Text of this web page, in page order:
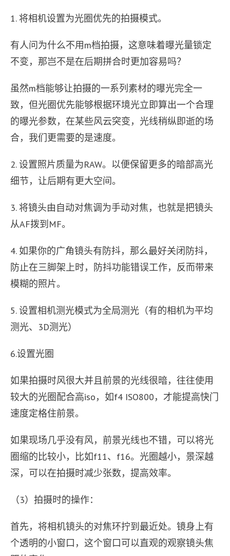
1. 将相机设置为光圈优先的拍摄模式。
有人问为什么不用m档拍摄，这意味着曝光量锁定
不变，那岂不是在后期拼合时更加容易吗？
虽然m档能够让拍摄的一系列素材的曝光完全一
致，但光圈优先能够根据环境光立即算出一个合理
的曝光参数，在某些风云突变，光线稍纵即逝的场
合，我们更需要的是速度。
2. 设置照片质量为RAW。以便保留更多的暗部高光
细节，让后期有更大空间。
3. 将镜头由自动对焦调为手动对焦，也就是把镜头
从AF拨到MF。
4. 如果你的广角镜头有防抖，那么最好关闭防抖，
防止在三脚架上时，防抖功能错误工作，反而带来
模糊的照片。
5. 设置相机测光模式为全局测光（有的相机为平均
测光、3D测光）
6.设置光圈
如果拍摄时风很大并且前景的光线很暗，往往使用
较大的光圈配合高iso，如f4 ISO800，才能提高快门
速度定格住前景。
如果现场几乎没有风，前景光线也不错，可以将光
圈缩的比较小，比如f11、f16。光圈越小，景深越
深，可以在拍摄时减少张数，提高效率。
（3）拍摄时的操作：
首先，将相机镜头的对焦环拧到最近处。镜身上有
个透明的小窗口，这个窗口可以直观的观察镜头焦